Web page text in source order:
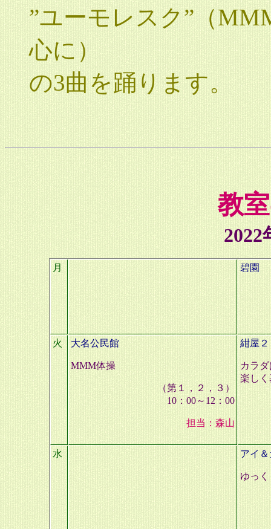
”ユーモレスク”（
心に）
の3曲を踊ります。
教
2022
月 碧園
火 大名公民館
MMM体操
（第１，２，３）
10：00～12：00
担当：森山
紺屋
カラ
楽し
水 アイ
ゆっ